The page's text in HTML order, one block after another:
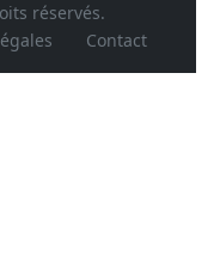
réservés.
Contact